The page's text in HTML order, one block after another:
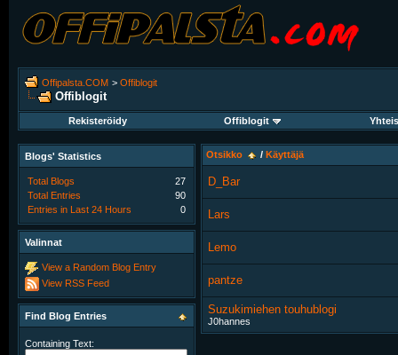
Offipalsta.COM > Offiblogit
Offiblogit
Rekisteröidy Offiblogit
Otsikko / Käyttäjä
D_Bar
Lars
Lemo
pantze
Suzukimiehen touhublogi
J0hannes
Blogs' Statistics
Total Blogs
27
Total Entries
90
Entries in Last 24 Hours
0
Valinnat
View a Random Blog Entry
View RSS Feed
Find Blog Entries
Containing Text: